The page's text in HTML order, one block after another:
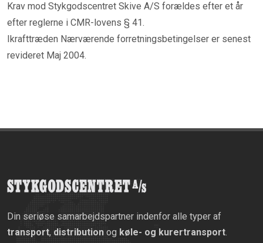
Krav mod Stykgodscentret Skive A/S forældes efter et år
efter reglerne i CMR-lovens § 41.
Ikrafttræden Nærværende forretningsbetingelser er senest
revideret Maj 2004.
Din seriøse samarbejdspartner indenfor alle typer af
transport, distribution og køle- og kurertransport.